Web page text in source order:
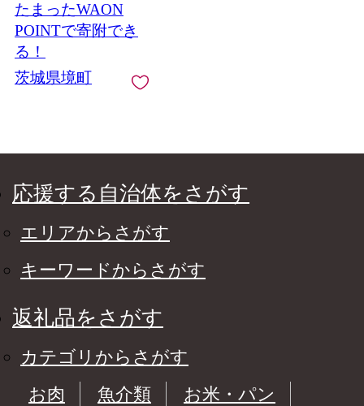
たまったWAON
POINTで寄附でき
る！
茨城県境町
応援する自治体をさがす
エリアからさがす
キーワードからさがす
返礼品をさがす
カテゴリからさがす
お肉
魚介類
お米・パン